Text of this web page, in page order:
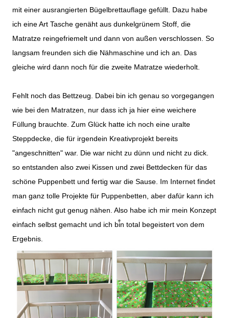
mit einer ausrangierten Bügelbrettauflage gefüllt. Dazu habe
ich eine Art Tasche genäht aus dunkelgrünem Stoff, die
Matratze reingefriemelt und dann von außen verschlossen. So
langsam freunden sich die Nähmaschine und ich an. Das
gleiche wird dann noch für die zweite Matratze wiederholt.
Fehlt noch das Bettzeug. Dabei bin ich genau so vorgegangen
wie bei den Matratzen, nur dass ich ja hier eine weichere
Füllung brauchte. Zum Glück hatte ich noch eine uralte
Steppdecke, die für irgendein Kreativprojekt bereits
"angeschnitten" war. Die war nicht zu dünn und nicht zu dick.
so entstanden also zwei Kissen und zwei Bettdecken für das
schöne Puppenbett und fertig war die Sause. Im Internet findet
man ganz tolle Projekte für Puppenbetten, aber dafür kann ich
einfach nicht gut genug nähen. Also habe ich mir mein Konzept
einfach selbst gemacht und ich bin total begeistert von dem
Ergebnis.